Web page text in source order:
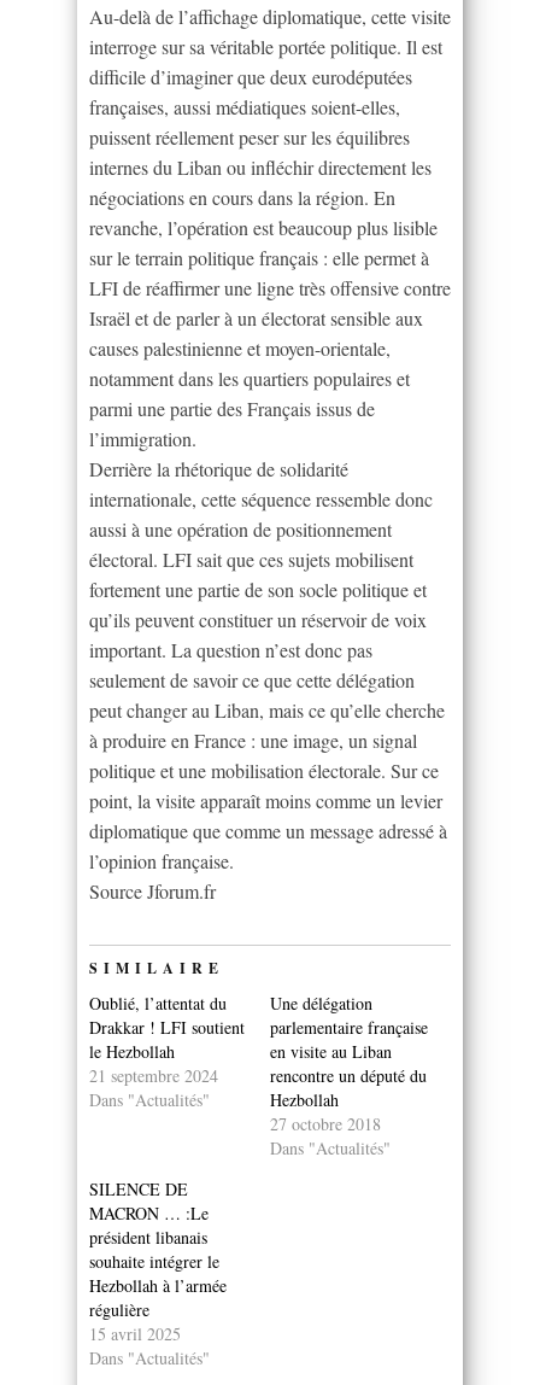
Au-delà de l’affichage diplomatique, cette visite
interroge sur sa véritable portée politique. Il est
difficile d’imaginer que deux eurodéputées
françaises, aussi médiatiques soient-elles,
puissent réellement peser sur les équilibres
internes du Liban ou infléchir directement les
négociations en cours dans la région. En
revanche, l’opération est beaucoup plus lisible
sur le terrain politique français : elle permet à
LFI de réaffirmer une ligne très offensive contre
Israël et de parler à un électorat sensible aux
causes palestinienne et moyen-orientale,
notamment dans les quartiers populaires et
parmi une partie des Français issus de
l’immigration.
Derrière la rhétorique de solidarité
internationale, cette séquence ressemble donc
aussi à une opération de positionnement
électoral. LFI sait que ces sujets mobilisent
fortement une partie de son socle politique et
qu’ils peuvent constituer un réservoir de voix
important. La question n’est donc pas
seulement de savoir ce que cette délégation
peut changer au Liban, mais ce qu’elle cherche
à produire en France : une image, un signal
politique et une mobilisation électorale. Sur ce
point, la visite apparaît moins comme un levier
diplomatique que comme un message adressé à
l’opinion française.
Source Jforum.fr
SIMILAIRE
Oublié, l’attentat du
Drakkar ! LFI soutient
le Hezbollah
21 septembre 2024
Dans "Actualités"
Une délégation
parlementaire française
en visite au Liban
rencontre un député du
Hezbollah
27 octobre 2018
Dans "Actualités"
SILENCE DE
MACRON … :Le
président libanais
souhaite intégrer le
Hezbollah à l’armée
régulière
15 avril 2025
Dans "Actualités"